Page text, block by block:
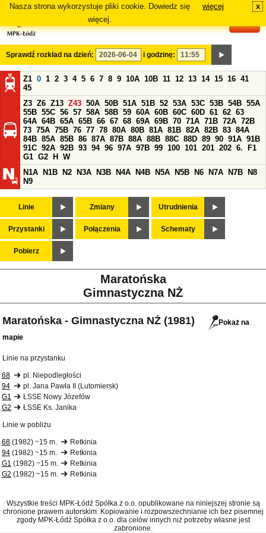
Nasza strona wykorzystuje pliki cookie. Dowiedz się
więcej.
więcej x
Sprawdź rozkład na dzień: i godzinę:
Z1 0 1 2 3 4 5 6 7 8 9 10A 10B 11 12 13 14 15 16 41
45
Z3 Z6 Z13 Z43 50A 50B 51A 51B 52 53A 53C 53B 54B 55A
55B 55C 56 57 58A 58B 59 60A 60B 60C 60D 61 62 63
64A 64B 65A 65B 66 67 68 69A 69B 70 71A 71B 72A 72B
73 75A 75B 76 77 78 80A 80B 81A 81B 82A 82B 83 84A
84B 85A 85B 86 87A 87B 88A 88B 88C 88D 89 90 91A 91B
91C 92A 92B 93 94 96 97A 97B 99 100 101 201 202 6.
F1
G1 G2 H
W
N1A
N1B N2 N3A N3B N4A N4B N5A N5B N6 N7A N7B
N8
N9
Linie Zmiany Utrudnienia
Przystanki Połączenia Schematy
Pobierz
Maratońska
Gimnastyczna NŻ
Maratońska - Gimnastyczna NŻ (1981)
Pokaż na
mapie
Linie na przystanku
68
pl. Niepodległości
94
pl. Jana Pawła II (Lutomiersk)
G1
ŁSSE Nowy Józefów
G2
ŁSSE Ks. Janika
Linie w pobliżu
68 (1982) ~15 m.
Retkinia
94 (1982) ~15 m.
Retkinia
G1 (1982) ~15 m.
Retkinia
G2 (1982) ~15 m. Retkinia
Wszystkie treści MPK-Łódź Spółka z o.o. opublikowane na niniejszej stronie są
chronione prawem autorskim. Kopiowanie i rozpowszechnianie ich bez pisemnej
zgody MPK-Łódź Spółka z o.o. dla celów innych niż potrzeby własne jest
zabronione.